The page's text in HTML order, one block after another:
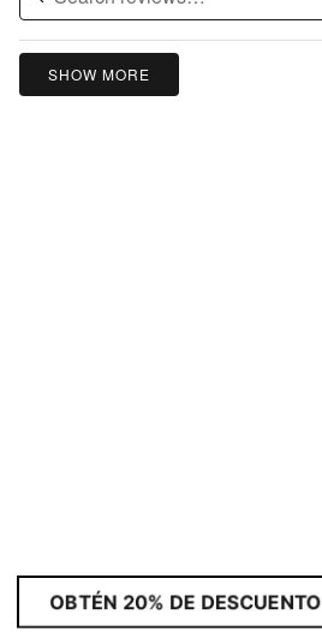
SHOW MORE
OBTÉN 20% DE DESCUENTO